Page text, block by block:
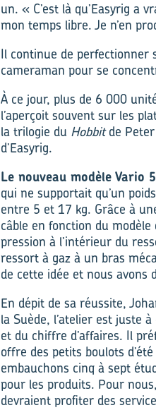
un. « C’est là qu’Easyrig a
mon temps libre. Je n’en
Il continue de perfectionner
cameraman pour se
À ce jour, plus de 6 000
l’aperçoit souvent sur les
la trilogie du Hobbitde Peter
d’Easyrig.
Le nouveau modèle Vario 5
qui ne supportait qu’un
entre 5 et 17 kg. Grâce à
câble en fonction du
pression à l’intérieur du
ressort à gaz à un bras
de cette idée et nous avons
En dépit de sa réussite,
la Suède, l’atelier est juste
et du chiffre d’affaires. Il
offre des petits boulots
embauchons cinq à sept
pour les produits. Pour
devraient profiter des